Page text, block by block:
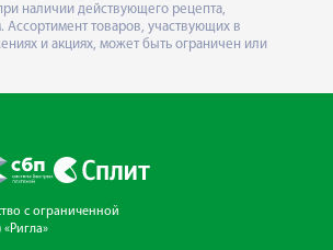
наличии действующего рецепта,
товаров, участвующих в
и акциях, может быть ограничен или
с ограниченной